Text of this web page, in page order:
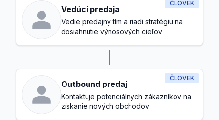
ČLOVEK
Vedúci predaja
Vedie predajný tím a riadi stratégiu na
dosiahnutie výnosových cieľov
ČLOVEK
Outbound predaj
Kontaktuje potenciálnych zákazníkov na
získanie nových obchodov